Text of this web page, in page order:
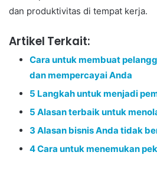
dan produktivitas di tempat kerja.
Artikel Terkait:
Cara untuk membuat
dan mempercayai Anda
5 Langkah untuk menjadi
5 Alasan terbaik untuk
3 Alasan bisnis Anda tidak
4 Cara untuk menemukan